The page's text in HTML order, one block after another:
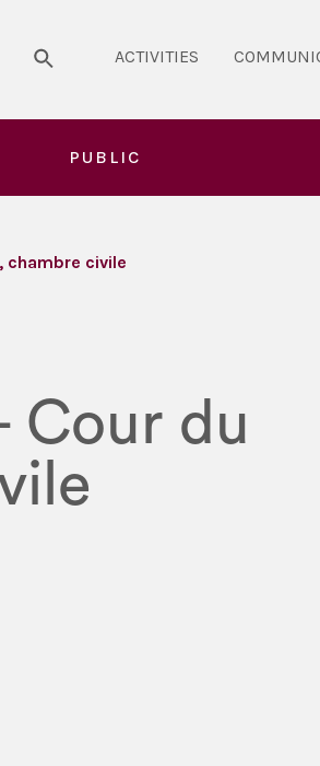
ACTIVITIES
PUBLIC
chambre civile
Cour du